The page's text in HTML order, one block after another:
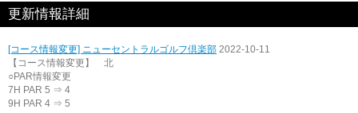
更新情報詳細
[コース情報変更] ニューセントラルゴルフ倶楽部 2022-10-11
【コース情報変更】 北
○PAR情報変更
7H PAR 5 ⇒ 4
9H PAR 4 ⇒ 5